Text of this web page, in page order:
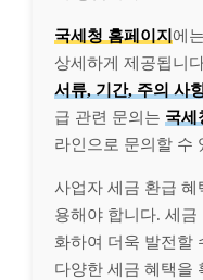
국세청 홈페이지에
상세하게 제공됩니
서류, 기간, 주의 사
급 관련 문의는 국세
라인으로 문의할 수
사업자 세금 환급
용해야 합니다. 세
화하여 더욱 발전할
다양한 세금 혜택을